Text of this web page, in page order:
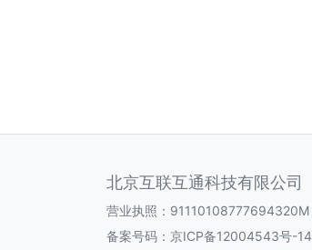
北京互联互通科技有限公司
营业执照：91110108777694320M
备案号码： 京ICP备12004543号-14